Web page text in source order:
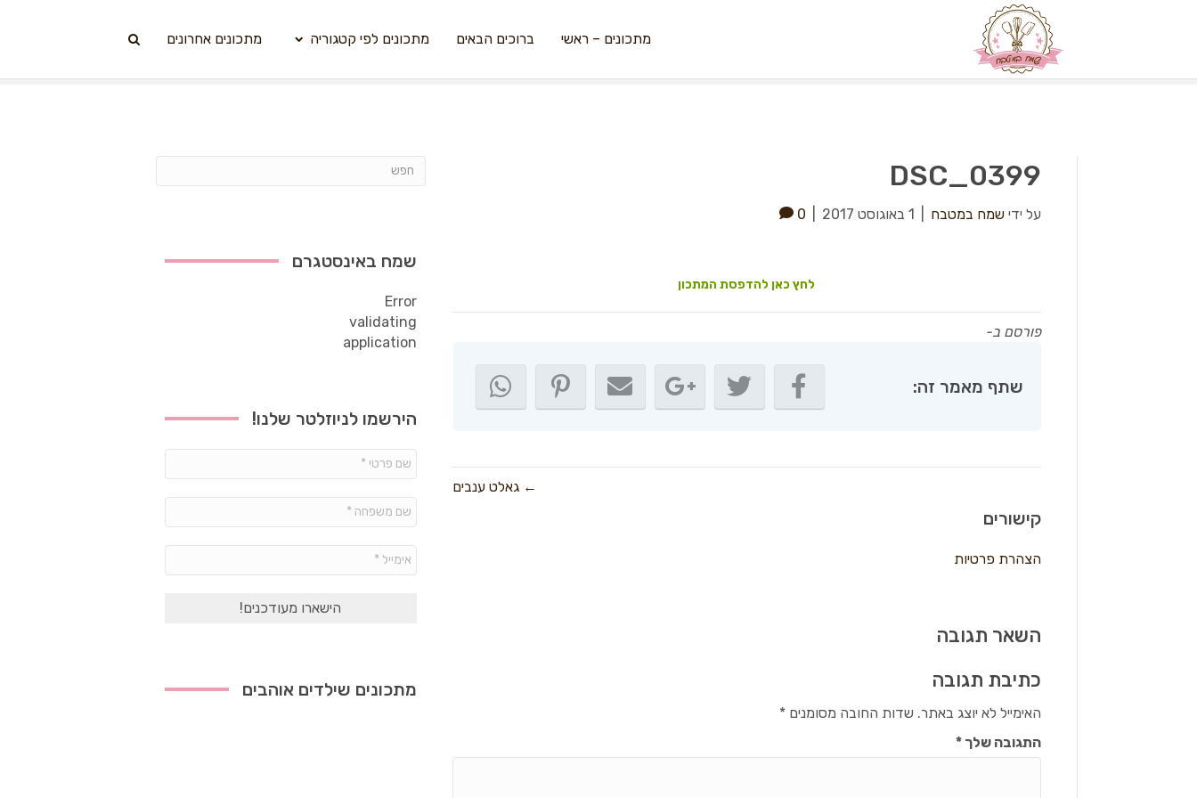
מתכונים – ראשי ברוכים הבאים מתכונים לפי קטגוריה מתכונים אחרונים
DSC_0399
על ידי שמח במטבח 1 באוגוסט 2017 0
לחץ כאן להדפסת המתכון
פורסם ב-
שתף מאמר זה:
← גאלט ענבים
קישורים
הצהרת פרטיות
השאר תגובה
כתיבת תגובה
האימייל לא יוצג באתר. שדות החובה מסומנים*
התגובה שלך*
שמח באינסטגרם
Error
validating
application
הירשמו לניוזלטר שלנו!
פרטי
משפחה
*
מתכונים שילדים אוהבים